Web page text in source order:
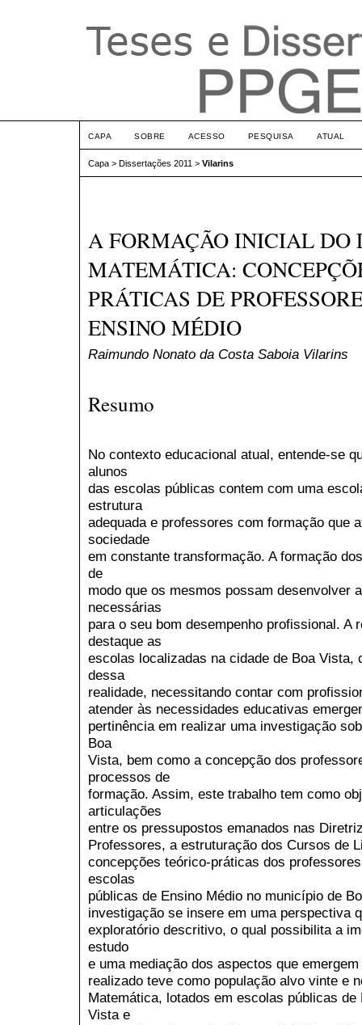
CAPA SOBRE ACESSO PESQUISA ATUAL
Capa > Dissertações 2011 > Vilarins
A FORMAÇÃO INICIAL DO
MATEMÁTICA:
PRÁTICAS DE
ENSINO MÉDIO
Raimundo Nonato da Costa Saboia Vilarins
Resumo
No contexto educacional atual, entende-se
alunos
das escolas públicas contem com uma
estrutura
adequada e professores com formação que
sociedade
em constante transformação. A formação
de
modo que os mesmos possam desenvolver
necessárias
para o seu bom desempenho profissional. A
destaque as
escolas localizadas na cidade de Boa Vista,
dessa
realidade, necessitando contar com
atender às necessidades educativas
pertinência em realizar uma investigação
Boa
Vista, bem como a concepção dos
processos de
formação. Assim, este trabalho tem como
articulações
entre os pressupostos emanados nas
Professores, a estruturação dos Cursos de
concepções teórico-práticas dos
escolas
públicas de Ensino Médio no município de
investigação se insere em uma perspectiva
exploratório descritivo, o qual possibilita a
estudo
e uma mediação dos aspectos que
realizado teve como população alvo vinte e
Matemática, lotados em escolas públicas
Vista e